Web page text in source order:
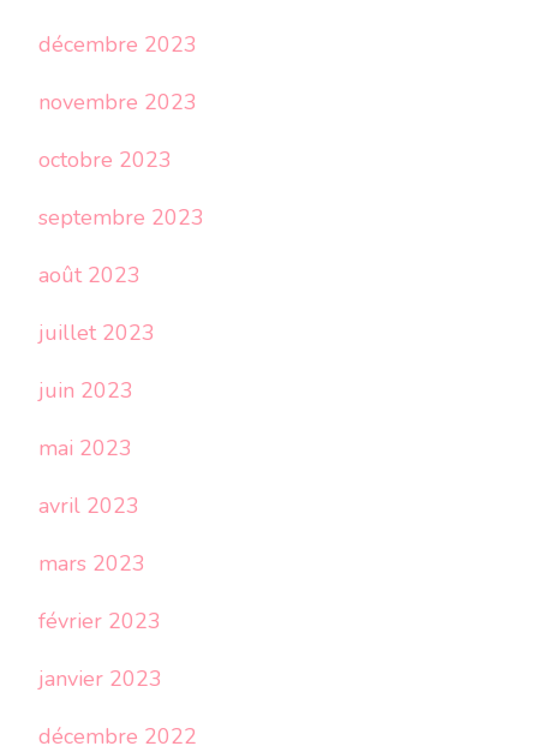
décembre 2023
novembre 2023
octobre 2023
septembre 2023
août 2023
juillet 2023
juin 2023
mai 2023
avril 2023
mars 2023
février 2023
janvier 2023
décembre 2022